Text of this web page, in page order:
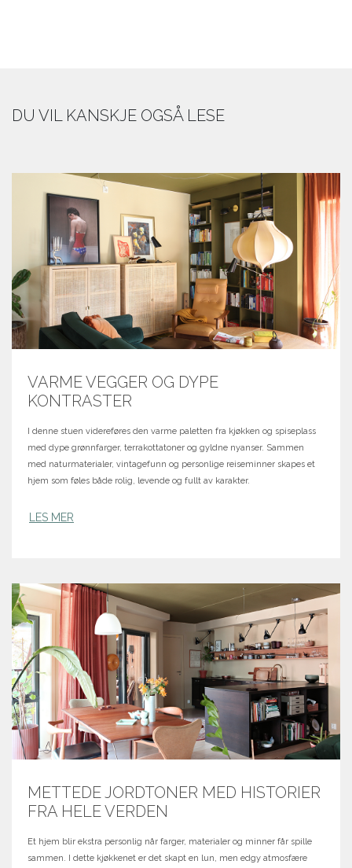
DU VIL KANSKJE OGSÅ LESE
VARME VEGGER OG DYPE
KONTRASTER
I denne stuen videreføres den varme paletten fra kjøkken og spiseplass
med dype grønnfarger, terrakottatoner og gyldne nyanser. Sammen
med naturmaterialer, vintagefunn og personlige reiseminner skapes et
hjem som føles både rolig, levende og fullt av karakter.
LES MER
METTEDE JORDTONER MED HISTORIER
FRA HELE VERDEN
Et hjem blir ekstra personlig når farger, materialer og minner får spille
sammen. I dette kjøkkenet er det skapt en lun, men edgy atmosfære